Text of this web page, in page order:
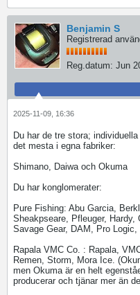
Benjamin S
Registrerad
Reg.datum: Jun
2025-11-09, 16:36
Du har de tre stora;
det mesta i egna fabriker:
Shimano, Daiwa och Okuma
Du har konglomerater:
Pure Fishing: Abu Garcia,
Sheakpseare, Pfleuger, Hardy,
Savage Gear, DAM, Pro Logic,
Rapala VMC Co. : Rapala,
Remen, Storm, Mora Ice.
men Okuma är en helt
producerar och tjänar mer än